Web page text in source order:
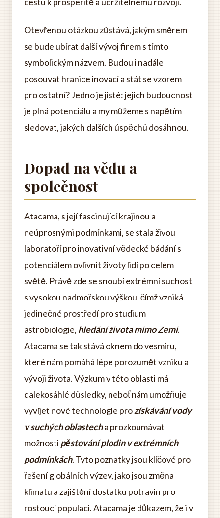
Otevřenou otázkou zůstává, jakým směrem
se bude ubírat další vývoj firem s tímto
symbolickým názvem. Budou i nadále
posouvat hranice inovací a stát se vzorem
pro ostatní? Jedno je jisté: jejich budoucnost
je plná potenciálu a my můžeme s napětím
sledovat, jakých dalších úspěchů dosáhnou.
Dopad na vědu a
společnost
Atacama, s její fascinující krajinou a
neúprosnými podmínkami, se stala živou
laboratoří pro inovativní vědecké bádání s
potenciálem ovlivnit životy lidí po celém
světě. Právě zde se snoubí extrémní suchost
s vysokou nadmořskou výškou, čímž vzniká
jedinečné prostředí pro studium
astrobiologie, hledání života mimo Zemi.
Atacama se tak stává oknem do vesmíru,
které nám pomáhá lépe porozumět vzniku a
vývoji života. Výzkum v této oblasti má
dalekosáhlé důsledky, neboť nám umožňuje
vyvíjet nové technologie prozískávání vody
v suchých oblastecha prozkoumávat
možnosti pěstování plodin v extrémních
podmínkách. Tyto poznatky jsou klíčové pro
řešení globálních výzev, jako jsou změna
klimatu a zajištění dostatku potravin pro
rostoucí populaci. Atacama je důkazem, že i v